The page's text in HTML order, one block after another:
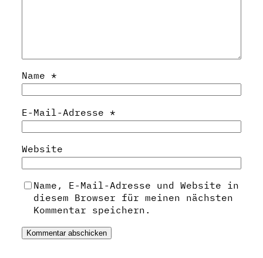
Name *
E-Mail-Adresse *
Website
Name, E-Mail-Adresse und Website in
diesem Browser für meinen nächsten
Kommentar speichern.